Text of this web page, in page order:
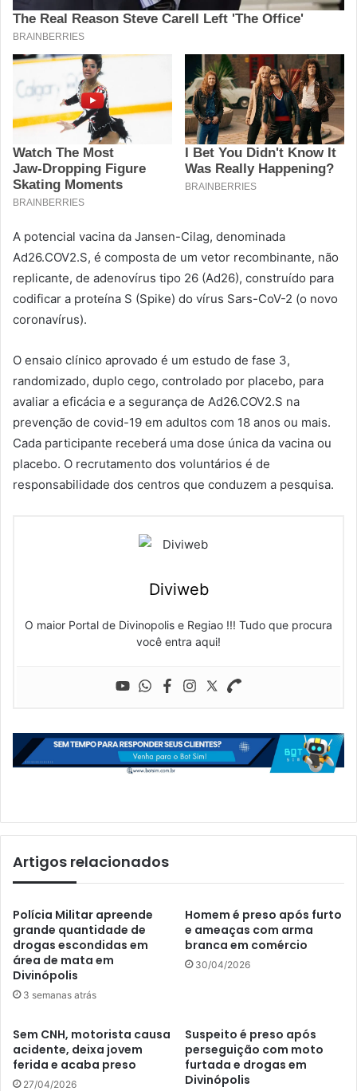
A potencial vacina da Jansen-Cilag, denominada
Ad26.COV2.S, é composta de um vetor recombinante, não
replicante, de adenovírus tipo 26 (Ad26), construído para
codificar a proteína S (Spike) do vírus Sars-CoV-2 (o novo
coronavírus).
O ensaio clínico aprovado é um estudo de fase 3,
randomizado, duplo cego, controlado por placebo, para
avaliar a eficácia e a segurança de Ad26.COV2.S na
prevenção de covid-19 em adultos com 18 anos ou mais.
Cada participante receberá uma dose única da vacina ou
placebo. O recrutamento dos voluntários é de
responsabilidade dos centros que conduzem a pesquisa.
Diviweb
O maior Portal de Divinopolis e Regiao !!! Tudo que procura
você entra aqui!
Artigos relacionados
Polícia Militar apreende
grande quantidade de
drogas escondidas em
área de mata em
Divinópolis
3 semanas atrás
Homem é preso após furto
e ameaças com arma
branca em comércio
30/04/2026
Sem CNH, motorista causa
acidente, deixa jovem
ferida e acaba preso
27/04/2026
Suspeito é preso após
perseguição com moto
furtada e drogas em
Divinópolis